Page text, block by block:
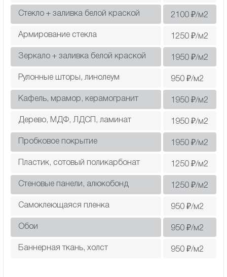
Стекло + заливка белой краской 2100 ₽/м2
Армирование стекла 1250 ₽/м2
Зеркало + заливка белой краской 1950 ₽/м2
Рулонные шторы, линолеум 950 ₽/м2
Кафель, мрамор, керамогранит 1950 ₽/м2
Дерево, МДФ, ЛДСП, ламинат 1950 ₽/м2
Пробковое покрытие 1950 ₽/м2
Пластик, сотовый поликарбонат 1250 ₽/м2
Cтеновые панели, алюкобонд 1250 ₽/м2
Самоклеющаяся пленка 950 ₽/м2
Обои 950 ₽/м2
Баннерная ткань, холст 950 ₽/м2